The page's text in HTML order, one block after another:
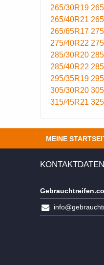
265/30R19
265/40R21
265/65R17
275/40R22
285/30R20
285/40R22
295/35R19
305/30R20
315/45R21
MEINE
KONTAKTDATEN